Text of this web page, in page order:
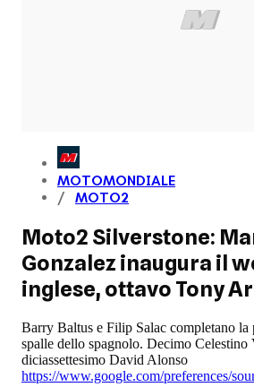
MOTOMONDIALE
MOTO2
Moto2 Silverstone:
Gonzalez inaugura il
inglese, ottavo Tony
Barry Baltus e Filip Salac completano
spalle dello spagnolo. Decimo Celestino
diciassettesimo David Alonso
https://www.google.com/preferences/